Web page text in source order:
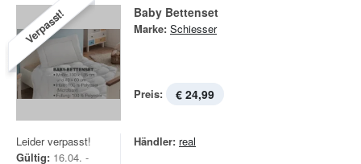
Verpasst! Baby Bettenset
Marke: Schiesser
Preis: € 24,99
Leider verpasst!
Gültig: 16.04. -
Händler: real